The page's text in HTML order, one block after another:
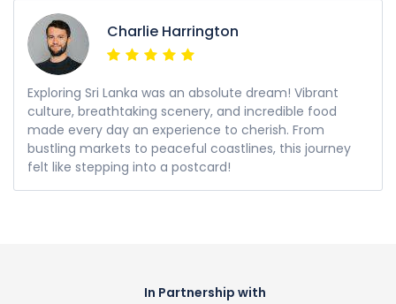
Charlie Harrington
Exploring Sri Lanka was an absolute dream! Vibrant
culture, breathtaking scenery, and incredible food
made every day an experience to cherish. From
bustling markets to peaceful coastlines, this journey
felt like stepping into a postcard!
In Partnership with